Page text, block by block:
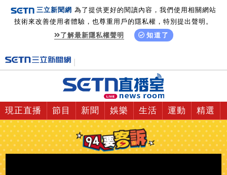
三立新聞網 為了提供更好的閱讀內容，我們使用相關網站
技術來改善使用者體驗，也尊重用戶的隱私權，特別提出聲明。
了解最新隱私權聲明
知道了
現正直播 節目 新聞 娛樂 生活 運動 精選